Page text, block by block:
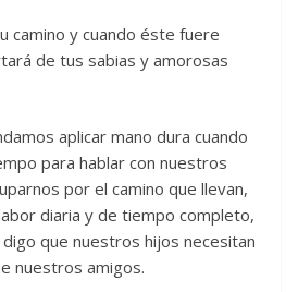
camino y cuando éste fuere
de tus sabias y amorosas
aplicar mano dura cuando
para hablar con nuestros
por el camino que llevan,
diaria y de tiempo completo,
que nuestros hijos necesitan
nuestros amigos.